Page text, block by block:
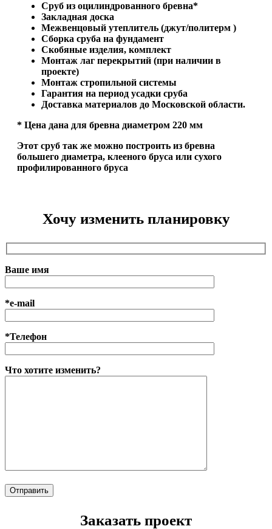
Сруб из оцилиндрованного бревна*
Закладная доска
Межвенцовый утеплитель (джут/политерм )
Сборка сруба на фундамент
Скобяные изделия, комплект
Монтаж лаг перекрытий (при наличии в
проекте)
Монтаж стропильной системы
Гарантия на период усадки сруба
Доставка материалов до Московской области.
* Цена дана для бревна диаметром 220 мм
Этот сруб так же можно построить из бревна
большего диаметра, клееного бруса или сухого
профилированного бруса
Хочу изменить планировку
Ваше имя
*e-mail
*Телефон
Что хотите изменить?
Заказать проект